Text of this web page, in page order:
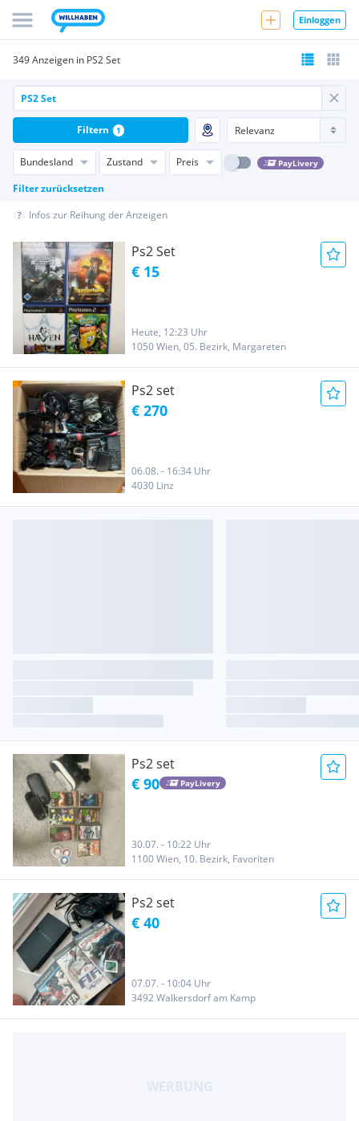
Einloggen
349 Anzeigen in PS2 Set
Bundesland Zustand Preis PayLivery
Filter zurücksetzen
Filtern 1
Infos zur Reihung der Anzeigen
Ps2 Set
€ 15
Heute, 12:23 Uhr
1050 Wien, 05. Bezirk, Margareten
Ps2 set
€ 270
06.08. - 16:34 Uhr
4030 Linz
Ps2 set
€ 90 PayLivery
30.07. - 10:22 Uhr
1100 Wien, 10. Bezirk, Favoriten
Ps2 set
€ 40
07.07. - 10:04 Uhr
3492 Walkersdorf am Kamp